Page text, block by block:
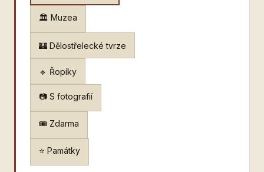
🏛️ Muzea
🏰 Dělostřelecké tvrze
🔹 Řopíky
📷 S fotografií
🎟️ Zdarma
⭐ Památky